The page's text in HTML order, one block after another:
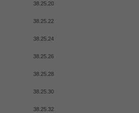
38.25.20
38.25.22
38.25.24
38.25.26
38.25.28
38.25.30
38.25.32